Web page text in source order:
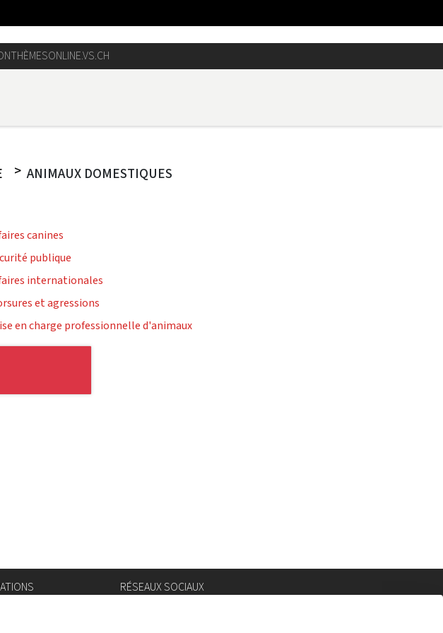
THÈMESONLINE.VS.CH
ANIMAUX DOMESTIQUES
canines
publique
internationales
et agressions
en charge professionnelle d'animaux
RÉSEAUX SOCIAUX